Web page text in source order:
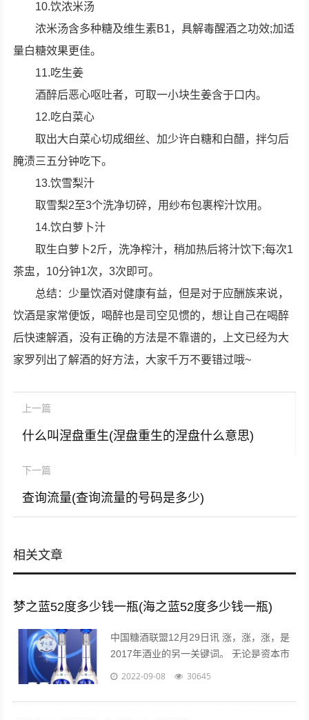
10.饮浓米汤
浓米汤含多种糖及维生素B1，具解毒醒酒之功效;加适
量白糖效果更佳。
11.吃生姜
酒醉后恶心呕吐者，可取一小块生姜含于口内。
12.吃白菜心
取出大白菜心切成细丝、加少许白糖和白醋，拌匀后
腌渍三五分钟吃下。
13.饮雪梨汁
取雪梨2至3个洗净切碎，用纱布包裹榨汁饮用。
14.饮白萝卜汁
取生白萝卜2斤，洗净榨汁，稍加热后将汁饮下;每次1
茶盅，10分钟1次，3次即可。
总结：少量饮酒对健康有益，但是对于应酬族来说，
饮酒是家常便饭，喝醉也是司空见惯的，想让自己在喝醉
后快速解酒，没有正确的方法是不靠谱的，上文已经为大
家罗列出了解酒的好方法，大家千万不要错过哦~
上一篇
什么叫涅盘重生(涅盘重生的涅盘什么意思)
下一篇
查询流量(查询流量的号码是多少)
相关文章
梦之蓝52度多少钱一瓶(海之蓝52度多少钱一瓶)
中国糖酒联盟12月29日讯 涨，涨，涨，是
2017年酒业的另一关键词。 无论是资本市
场还是现货市场，无论是从高端到次高端品
2022-09-08 30645